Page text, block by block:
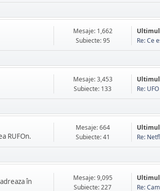
Mesaje: 1,662
Subiecte: 95
Re: Ce
Mesaje: 3,453
Subiecte: 133
Re:
RUFOn.
Mesaje: 664
Subiecte: 41
Re:
în
Mesaje: 9,095
Subiecte: 227
Re: